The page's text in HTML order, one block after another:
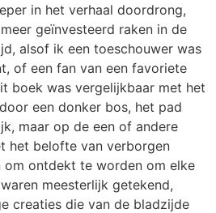
in het verhaal doordrong,
geïnvesteerd raken in de
alsof ik een toeschouwer was
of een fan van een favoriete
boek was vergelijkbaar met het
een donker bos, het pad
maar op de een of andere
het belofte van verborgen
om ontdekt te worden om elke
meesterlijk getekend,
creaties die van de bladzijde